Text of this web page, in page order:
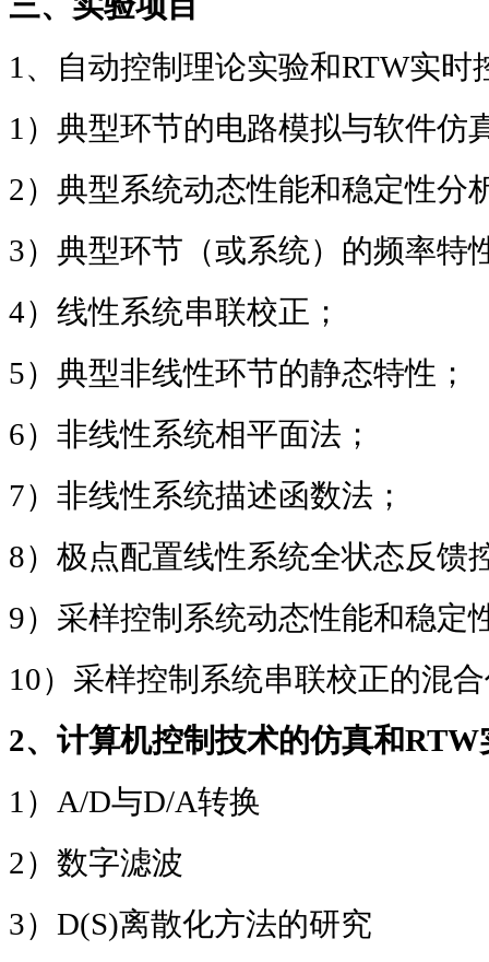
1 、自动控制理论实验和RTW实时
1 ）典型环节的电路模拟与软件仿
2）典型系统动态性能和稳定性分
3）典型环节（或系统）的频率特
4）线性系统串联校正；
5）典型非线性环节的静态特性；
6）非线性系统相平面法；
7）非线性系统描述函数法；
8）极点配置线性系统全状态反馈
9）采样控制系统动态性能和稳定
10）采样控制系统串联校正的混
2、计算机控制技术的仿真和RTW
1 ） A/D与D/A转换
2）数字滤波
3） D(S)离散化方法的研究